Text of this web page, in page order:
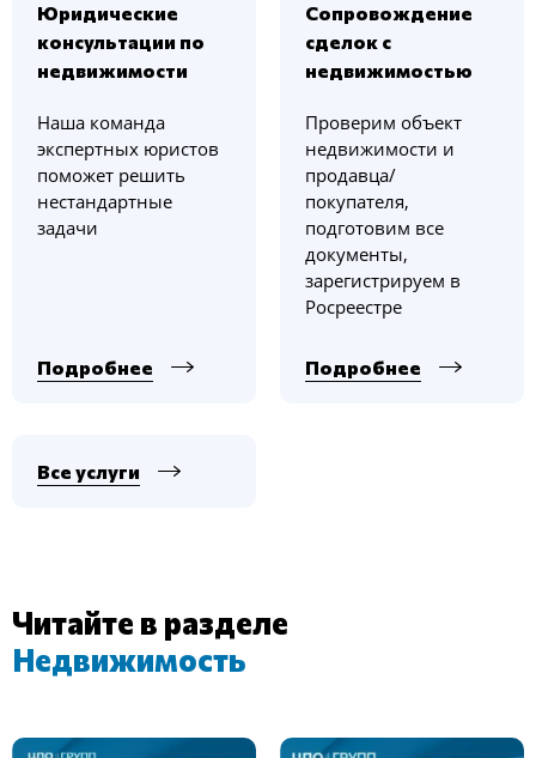
Юридические
консультации по
недвижимости
Наша команда
экспертных юристов
поможет решить
нестандартные
задачи
Подробнее
Сопровождение
сделок с
недвижимостью
Проверим объект
недвижимости и
продавца/
покупателя,
подготовим все
документы,
зарегистрируем в
Росреестре
Подробнее
Все услуги
Читайте в разделе
Недвижимость